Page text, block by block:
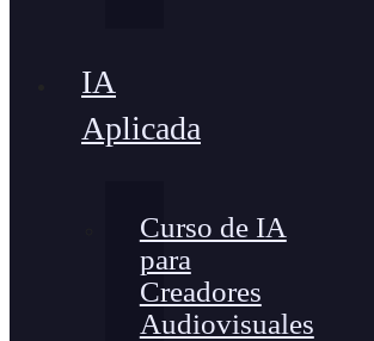
IA
Aplicada
Curso de IA
para
Creadores
Audiovisuales